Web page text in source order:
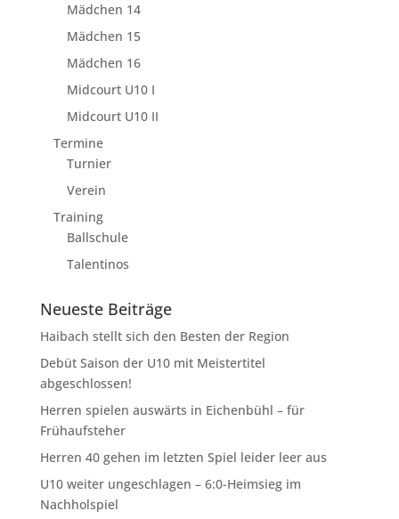
Mädchen 14
Mädchen 15
Mädchen 16
Midcourt U10 I
Midcourt U10 II
Termine
Turnier
Verein
Training
Ballschule
Talentinos
Neueste Beiträge
Haibach stellt sich den Besten der Region
Debüt Saison der U10 mit Meistertitel
abgeschlossen!
Herren spielen auswärts in Eichenbühl – für
Frühaufsteher
Herren 40 gehen im letzten Spiel leider leer aus
U10 weiter ungeschlagen – 6:0-Heimsieg im
Nachholspiel